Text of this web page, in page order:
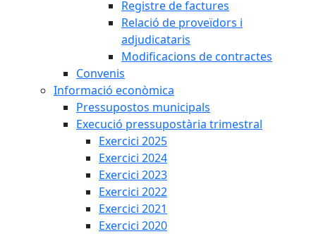
Registre de factures
Relació de proveïdors i
adjudicataris
Modificacions de contractes
Convenis
Informació econòmica
Pressupostos municipals
Execució pressupostària trimestral
Exercici 2025
Exercici 2024
Exercici 2023
Exercici 2022
Exercici 2021
Exercici 2020